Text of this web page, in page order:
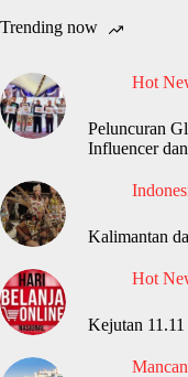
Trending now
Hot
Peluncuran
Influencer
Kalimantan
Hot
Kejutan